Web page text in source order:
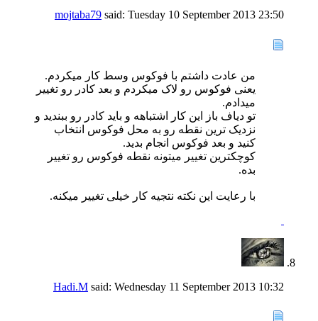
mojtaba79 said: Tuesday 10 September 2013 23:50
من عادت داشتم با فوکوس وسط کار میکردم.
یعنی فوکوس رو لاک میکردم و بعد کادر رو تغییر
میدادم.
تو دیاف باز این کار اشتباهه و باید کادر رو ببندید و
نزدیک ترین نقطه رو به محل فوکوس انتخاب
کنید و بعد فوکوس انجام بدید.
کوچکترین تغییر میتونه نقطه فوکوس رو تغییر
بده.
با رعایت این نکته نتجیه کار خیلی تغییر میکنه.
Hadi.M said: Wednesday 11 September 2013 10:32